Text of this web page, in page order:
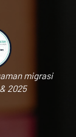
migrasi
2025